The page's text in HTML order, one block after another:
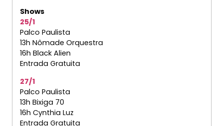
Shows
25/1
Palco Paulista
13h Nômade Orquestra
16h Black Alien
Entrada Gratuita
27/1
Palco Paulista
13h Bixiga 70
16h Cynthia Luz
Entrada Gratuita